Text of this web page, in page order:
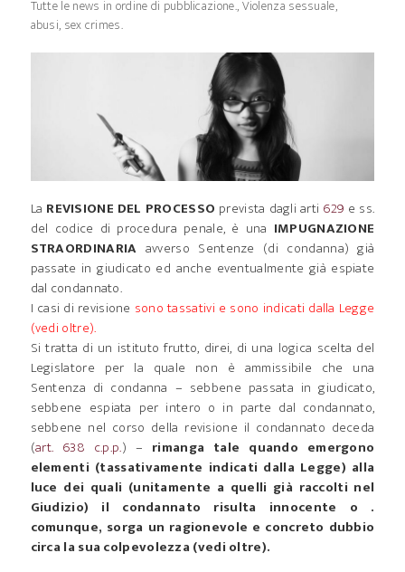
Tutte le news in ordine di pubblicazione.,Violenza sessuale,
abusi, sex crimes.
La REVISIONE DEL PROCESSO prevista dagli arti 629 e ss.
del codice di procedura penale, è una IMPUGNAZIONE
STRAORDINARIA avverso Sentenze (di condanna) già
passate in giudicato ed anche eventualmente già espiate
dal condannato.
I casi di revisione sono tassativi e sono indicati dalla Legge
(vedi oltre).
Si tratta di un istituto frutto, direi, di una logica scelta del
Legislatore per la quale non è ammissibile che una
Sentenza di condanna – sebbene passata in giudicato,
sebbene espiata per intero o in parte dal condannato,
sebbene nel corso della revisione il condannato deceda
(art. 638 c.p.p.) – rimanga tale quando emergono
elementi (tassativamente indicati dalla Legge) alla
luce dei quali (unitamente a quelli già raccolti nel
Giudizio) il condannato risulta innocente o .
comunque, sorga un ragionevole e concreto dubbio
circa la sua colpevolezza (vedi oltre).